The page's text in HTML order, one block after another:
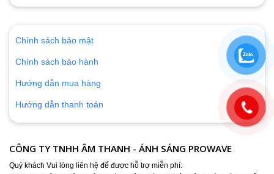
Chính sách bảo mật
Chính sách bảo hành
Hướng dẫn mua hàng
Hướng dẫn thanh toán
CÔNG TY TNHH ÂM THANH - ÁNH SÁNG PROWAVE
Quý khách Vui lòng liên hệ để được hỗ trợ miễn phí: